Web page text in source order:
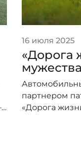
16 июля 2025
«Дорога
партнером
«Дорога